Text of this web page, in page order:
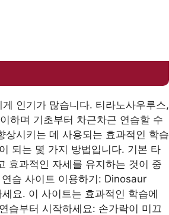
인기가 많습니다. 티라노사우루스,
하며 기초부터 차근차근 연습할 수
시키는 데 사용되는 효과적인 학습
되는 몇 가지 방법입니다. 기본 타
효과적인 자세를 유지하는 것이 중
습 사이트 이용하기: Dinosaur
요. 이 사이트는 효과적인 학습에
습부터 시작하세요: 손가락이 미끄